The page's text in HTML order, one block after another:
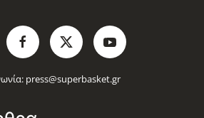
press@superbasket.gr